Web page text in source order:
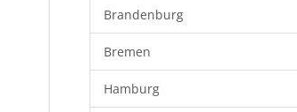
Brandenburg
Bremen
Hamburg